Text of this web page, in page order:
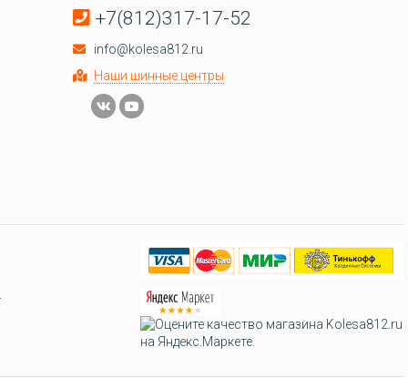
+7(812)317-17-52
info@kolesa812.ru
Наши шинные центры